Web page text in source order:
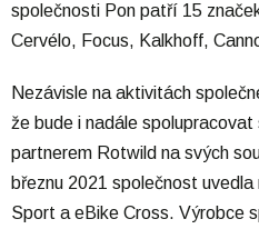
společnosti Pon patří 15
Cervélo, Focus, Kalkhoff,
Nezávisle na aktivitách
že bude i nadále
partnerem Rotwild na svých
březnu 2021 společnost
Sport a eBike Cross. Výrobce